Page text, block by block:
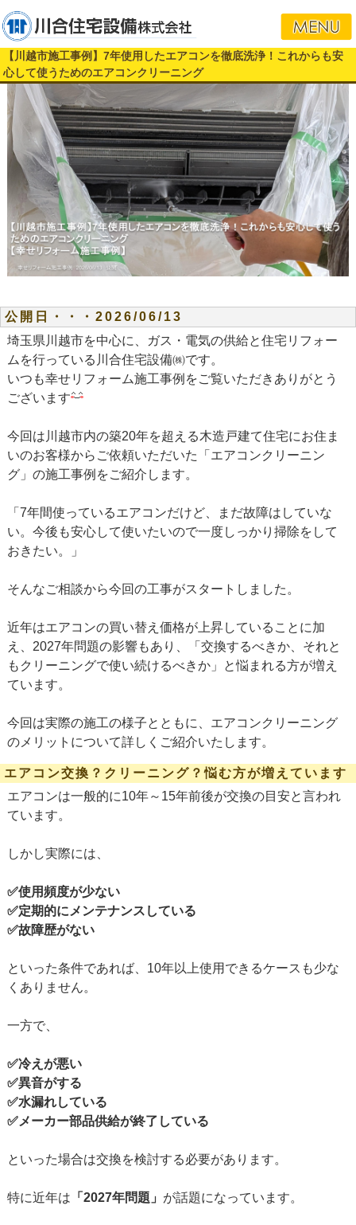
【川越市施工事例】7年使用したエアコンを徹底洗浄！これからも安
心して使うためのエアコンクリーニング
公開日・・・2026/06/13
埼玉県川越市を中心に、ガス・電気の供給と住宅リフォー
ムを行っている川合住宅設備㈱です。
いつも幸せリフォーム施工事例をご覧いただきありがとう
ございます
今回は川越市内の築20年を超える木造戸建て住宅にお住ま
いのお客様からご依頼いただいた「エアコンクリーニン
グ」の施工事例をご紹介します。
「7年間使っているエアコンだけど、まだ故障はしていな
い。今後も安心して使いたいので一度しっかり掃除をして
おきたい。」
そんなご相談から今回の工事がスタートしました。
近年はエアコンの買い替え価格が上昇していることに加
え、2027年問題の影響もあり、「交換するべきか、それと
もクリーニングで使い続けるべきか」と悩まれる方が増え
ています。
今回は実際の施工の様子とともに、エアコンクリーニング
のメリットについて詳しくご紹介いたします。
エアコン交換？クリーニング？悩む方が増えています
エアコンは一般的に10年～15年前後が交換の目安と言われ
ています。
しかし実際には、
✅使用頻度が少ない
✅定期的にメンテナンスしている
✅故障歴がない
といった条件であれば、10年以上使用できるケースも少な
くありません。
一方で、
✅冷えが悪い
✅異音がする
✅水漏れしている
✅メーカー部品供給が終了している
といった場合は交換を検討する必要があります。
特に近年は 「2027年問題」 が話題になっています。